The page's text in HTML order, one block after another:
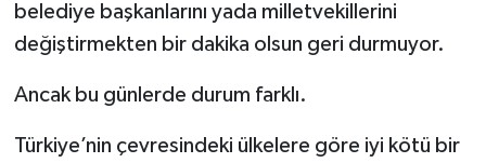
belediye başkanlarını yada milletvekillerini
değiştirmekten bir dakika olsun geri durmuyor.
Ancak bu günlerde durum farklı.
Türkiye’nin çevresindeki ülkelere göre iyi kötü bir